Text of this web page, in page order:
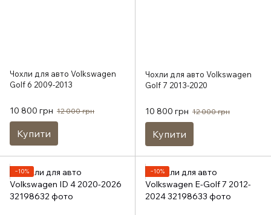
Чохли для авто Volkswagen
Golf 6 2009-2013
10 800 грн 12 000 грн
Купити
Чохли для авто Volkswagen
Golf 7 2013-2020
10 800 грн 12 000 грн
Купити
−10% −10%